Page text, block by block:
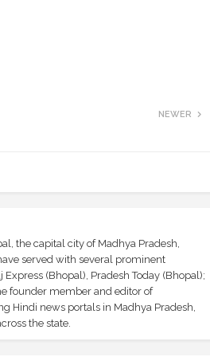
NEWER
the capital city of Madhya Pradesh,
served with several prominent
(Bhopal), Pradesh Today (Bhopal);
founder member and editor of
Hindi news portals in Madhya Pradesh,
the state.